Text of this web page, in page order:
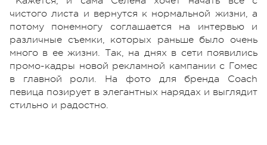
чистого листа и вернутся к нормальной жизни, а
потому понемногу соглашается на интервью и
различные съемки, которых раньше было очень
много в ее жизни. Так, на днях в сети появились
промо-кадры новой рекламной кампании с Гомес
в главной роли. На фото для бренда Coach
певица позирует в элегантных нарядах и выглядит
стильно и радостно.